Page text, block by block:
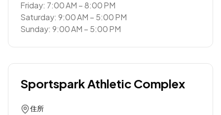
Friday: 7:00 AM – 8:00 PM
Saturday: 9:00 AM – 5:00 PM
Sunday: 9:00 AM – 5:00 PM
Sportspark Athletic Complex
住所